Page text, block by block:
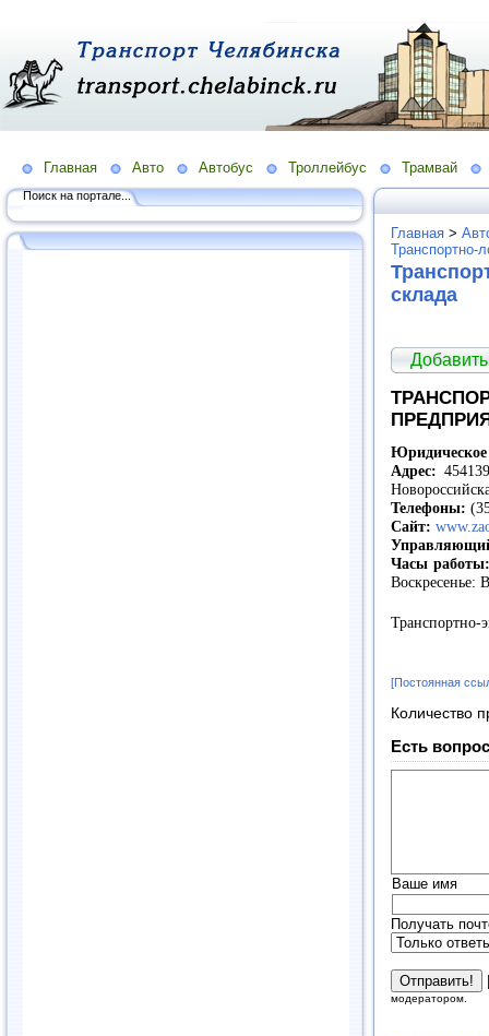
Главная Авто Автобус Троллейбус Трамвай
Поиск на портале...
Главная >
Транспортно-
склада
Юридическое
Адрес:
Телефоны:
Сайт:
Часы
Воскресенье:
Транспортно-
[Постоянная
Количество
Есть
Ваше имя
Получать
модератором.